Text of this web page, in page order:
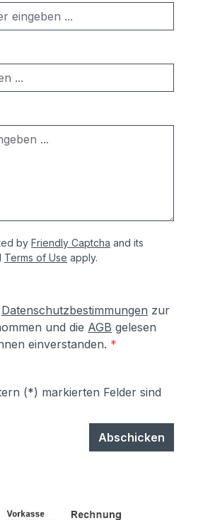
by Friendly Captcha and its
Terms of Use apply.
Datenschutzbestimmungen zur
und die AGB gelesen
einverstanden. *
(*) markierten Felder sind
Abschicken